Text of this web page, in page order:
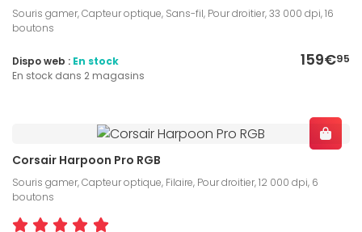
Souris gamer, Capteur optique, Sans-fil, Pour droitier, 33 000 dpi, 16
boutons
159€95
Dispo web : En stock
En stock dans 2 magasins
Corsair Harpoon Pro RGB
Souris gamer, Capteur optique, Filaire, Pour droitier, 12 000 dpi, 6
boutons